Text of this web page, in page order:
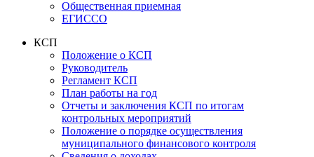
Общественная приемная
ЕГИССО
КСП
Положение о КСП
Руководитель
Регламент КСП
План работы на год
Отчеты и заключения КСП по итогам
контрольных мероприятий
Положение о порядке осуществления
муниципального финансового контроля